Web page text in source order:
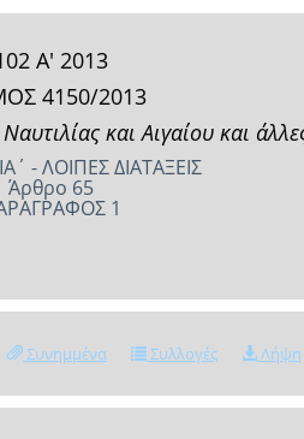
Α' 2013
4150/2013
και Αιγαίου και
- ΛΟΙΠΕΣ ΔΙΑΤΑΞΕΙΣ
Άρθρο 65
1
Συνημμένα Συλλογές Λήψη